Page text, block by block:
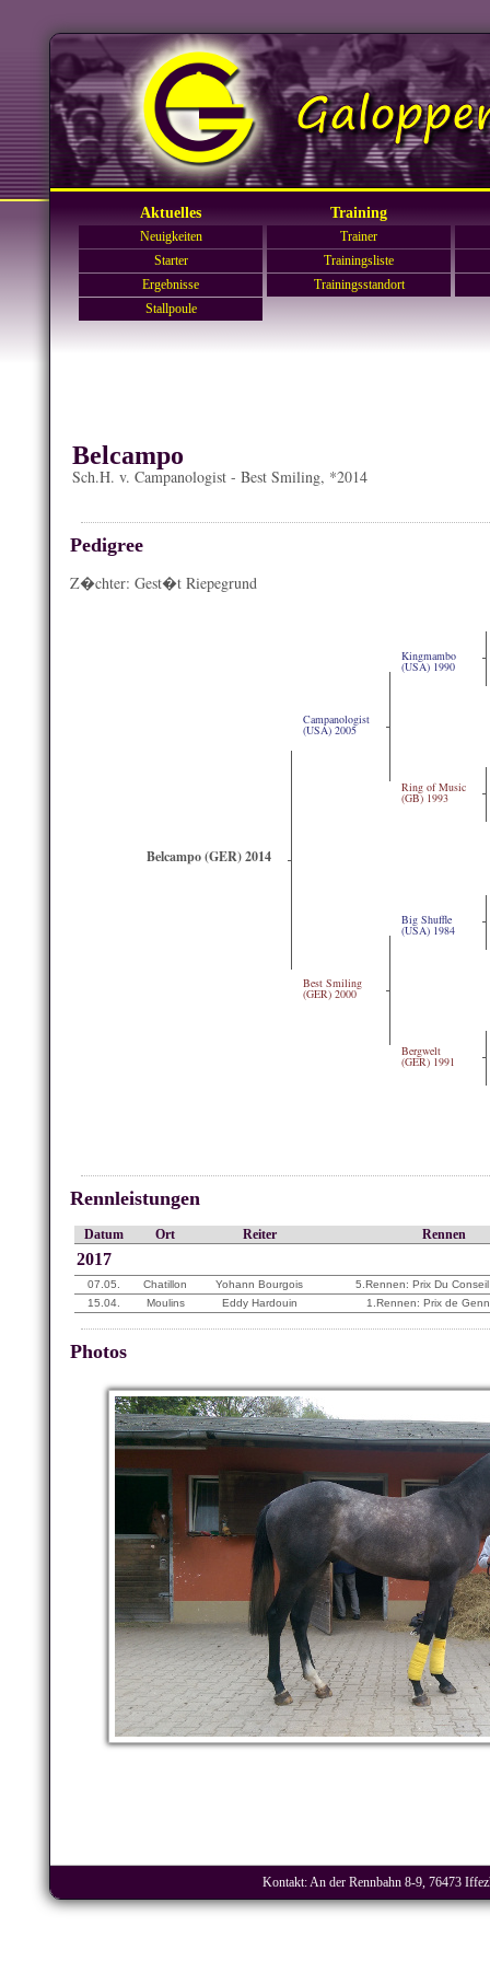
Aktuelles Training
Neuigkeiten
Starter
Ergebnisse
Stallpoule
Trainer
Trainingsliste
Trainingsstandort
Belcampo
Sch.H. v. Campanologist - Best Smiling, *2014
Pedigree
Z�chter: Gest�t Riepegrund
Belcampo (GER) 2014
Campanologist
(USA) 2005
Kingmambo
(USA) 1990
Ring of Music
(GB) 1993
Best Smiling
(GER) 2000
Big Shuffle
(USA) 1984
Bergwelt
(GER) 1991
Rennleistungen
Datum Ort Reiter Rennen
2017
07.05. Chatillon Yohann Bourgois
5.Rennen: Prix Du
15.04.
Moulins Eddy Hardouin 1.Rennen: Prix de
Photos
Kontakt: An der Rennbahn 8-9, 76473